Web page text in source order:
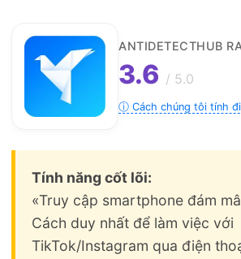
ANTIDETECTHUB
3.6 / 5.0
ⓘ Cách chúng tôi tính
Tính năng cốt lõi:
«Truy cập smartphone đám
Cách duy nhất để làm việc với
TikTok/Instagram qua điện